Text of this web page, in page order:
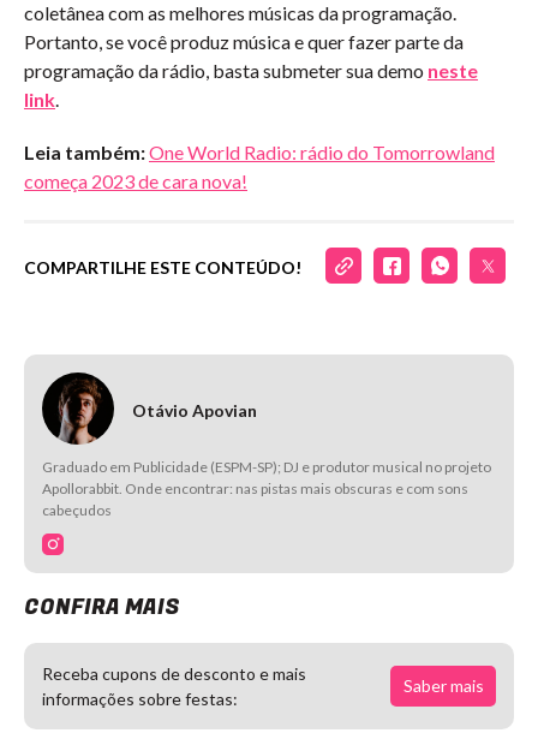
coletânea com as melhores músicas da programação.
Portanto, se você produz música e quer fazer parte da
programação da rádio, basta submeter sua demo neste
link.
Leia também:One World Radio: rádio do Tomorrowland
começa 2023 de cara nova!
COMPARTILHE ESTE CONTEÚDO!
Otávio Apovian
Graduado em Publicidade (ESPM-SP); DJ e produtor musical no projeto
Apollorabbit. Onde encontrar: nas pistas mais obscuras e com sons
cabeçudos
CONFIRA MAIS
Receba cupons de desconto e mais
informações sobre festas:
Saber mais